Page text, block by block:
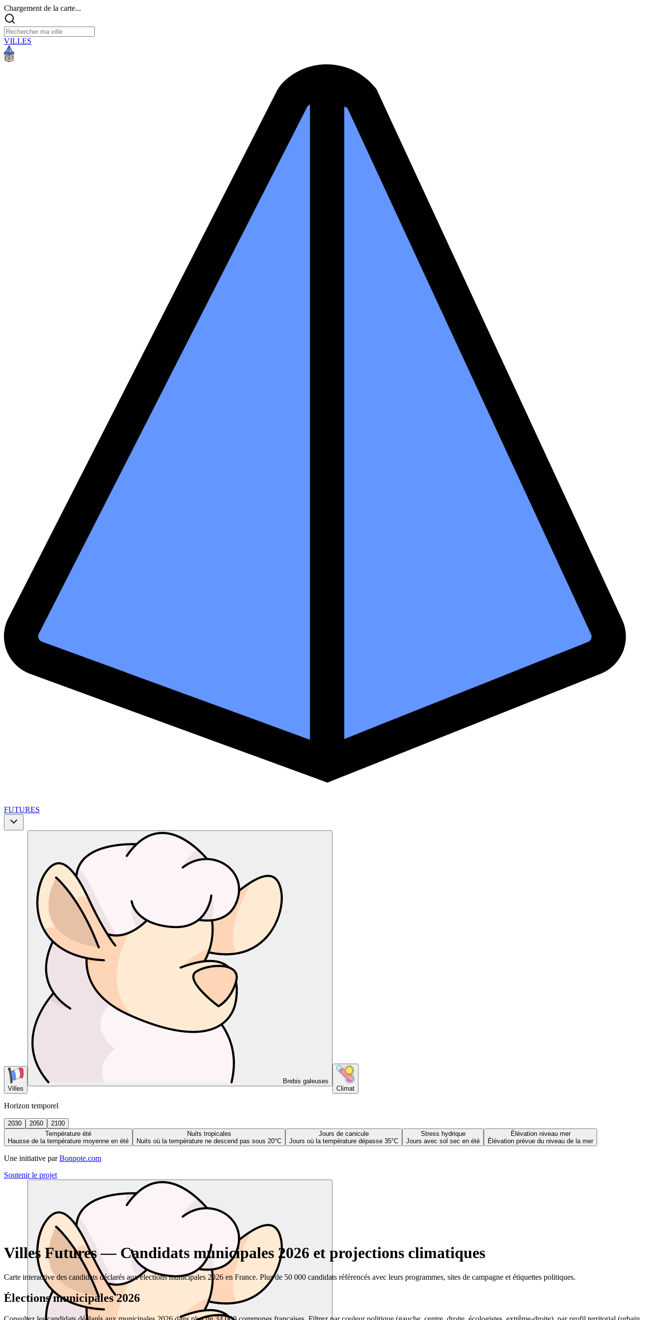
Chargement de la carte...
VILLES
FUTURES
Villes
Brebis galeuses
Climat
Horizon temporel
2030 2050
2100
Température été
Hausse de la température moyenne en été
Nuits tropicales
Nuits où la température ne descend pas sous 20°C
Jours de canicule
Jours où la température dépasse 35°C
Stress hydrique
Jours avec sol sec en été
Élévation niveau mer
Élévation prévue du niveau de la mer
Une initiative par Bonpote.com
Soutenir le projet
Villes Futures — Candidats municipales 2026 et projections climatiques
Carte interactive des candidats déclarés aux élections municipales 2026 en France. Plus de 50 000 candidats référencés avec leurs programmes, sites de campagne et étiquettes politiques.
Élections municipales 2026